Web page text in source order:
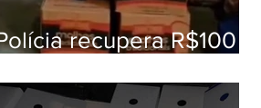
recupera R$100
Fluminense